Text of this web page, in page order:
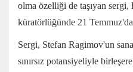
olma özelliği de taşıyan sergi,
küratörlüğünde 21
Sergi, Stefan Ragimov'un
sınırsız potansiyeliyle